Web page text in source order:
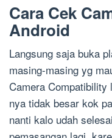
Cara Cek
Android
Langsung saja buka
masing-masing yg
Camera
nya tidak besar kok
nanti kalo udah